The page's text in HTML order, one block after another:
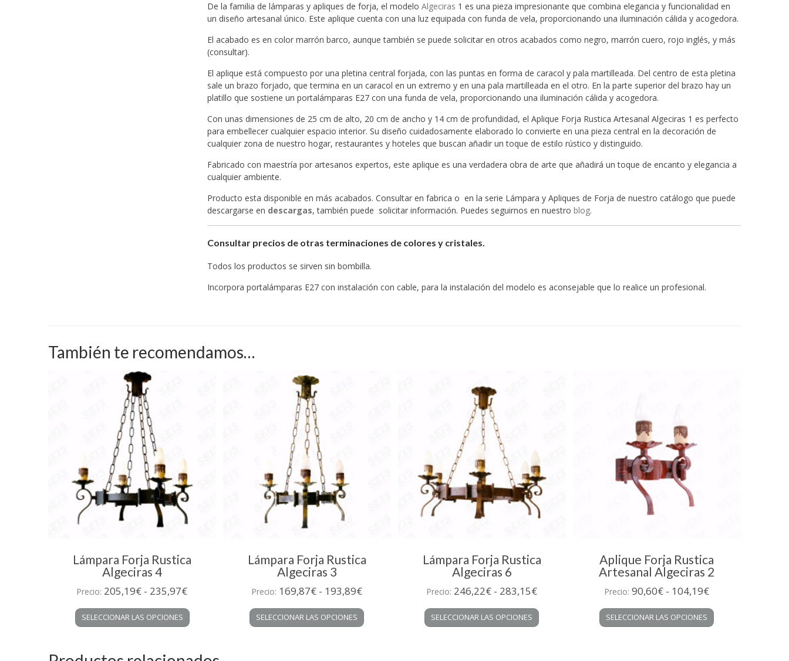
De la familia de lámparas y apliques de forja, el modeloAlgeciras 1 es una pieza impresionante que combina elegancia y funcionalidad en
un diseño artesanal único. Este aplique cuenta con una luz equipada con funda de vela, proporcionando una iluminación cálida y acogedora.
El acabado es en color marrón barco, aunque también se puede solicitar en otros acabados como negro, marrón cuero, rojo inglés, y más
(consultar).
El aplique está compuesto por una pletina central forjada, con las puntas en forma de caracol y pala martilleada. Del centro de esta pletina
sale un brazo forjado, que termina en un caracol en un extremo y en una pala martilleada en el otro. En la parte superior del brazo hay un
platillo que sostiene un portalámparas E27 con una funda de vela, proporcionando una iluminación cálida y acogedora.
Con unas dimensiones de 25 cm de alto, 20 cm de ancho y 14 cm de profundidad, el Aplique Forja Rustica Artesanal Algeciras 1 es perfecto
para embellecer cualquier espacio interior. Su diseño cuidadosamente elaborado lo convierte en una pieza central en la decoración de
cualquier zona de nuestro hogar, restaurantes y hoteles que buscan añadir un toque de estilo rústico y distinguido.
Fabricado con maestría por artesanos expertos, este aplique es una verdadera obra de arte que añadirá un toque de encanto y elegancia a
cualquier ambiente.
Producto esta disponible en más acabados. Consultar en fabrica o en la serie Lámpara y Apliques de Forja de nuestro catálogo que puede
descargarse en descargas, también puede solicitar información. Puedes seguirnos en nuestroblog.
Consultar precios de otras terminaciones de colores y cristales.
Todos los productos se sirven sin bombilla.
Incorpora portalámparas E27 con instalación con cable, para la instalación del modelo es aconsejable que lo realice un profesional.
También te recomendamos…
Lámpara Forja Rustica
Algeciras 4
Precio: 205,19€ - 235,97€Rango
precios:
SELECCIONAR LAS OPCIONES
Este
producto
variantes.
Lámpara Forja Rustica
Algeciras 3
Precio: 169,87€ - 193,89€Rango
precios:
SELECCIONAR LAS OPCIONES
Este
producto
Lámpara Forja Rustica
Algeciras 6
Precio: 246,22€ - 283,15€Rango
precios:
SELECCIONAR LAS OPCIONES
Este
producto
Aplique Forja Rustica
Artesanal Algeciras 2
Precio: 90,60€ - 104,19€Rango
de
precios:
SELECCIONAR LAS OPCIONES
Este
producto